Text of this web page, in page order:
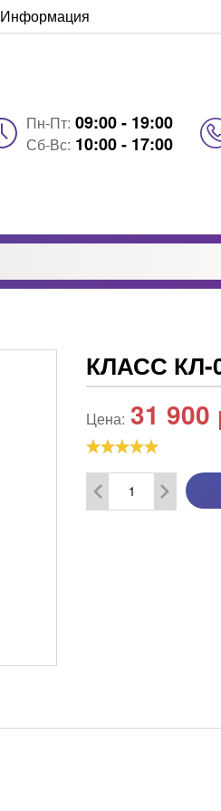
Информация
Пн-Пт: 09:00 - 19:00
Сб-Вс: 10:00 - 17:00
КЛАСС КЛ-
Цена: 31 900